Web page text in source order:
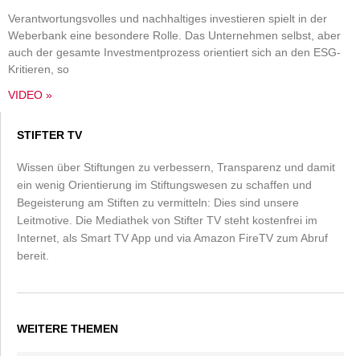
Verantwortungsvolles und nachhaltiges investieren spielt in der
Weberbank eine besondere Rolle. Das Unternehmen selbst, aber
auch der gesamte Investmentprozess orientiert sich an den ESG-
Kritieren, so
VIDEO »
STIFTER TV
Wissen über Stiftungen zu verbessern, Transparenz und damit
ein wenig Orientierung im Stiftungswesen zu schaffen und
Begeisterung am Stiften zu vermitteln: Dies sind unsere
Leitmotive. Die Mediathek von Stifter TV steht kostenfrei im
Internet, als Smart TV App und via Amazon FireTV zum Abruf
bereit.
WEITERE THEMEN